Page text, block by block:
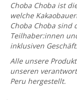
Choba Choba ist
welche
Choba Choba sind
Teilhaber:innen
inklusiven
Alle unsere
unseren
Peru hergestellt.